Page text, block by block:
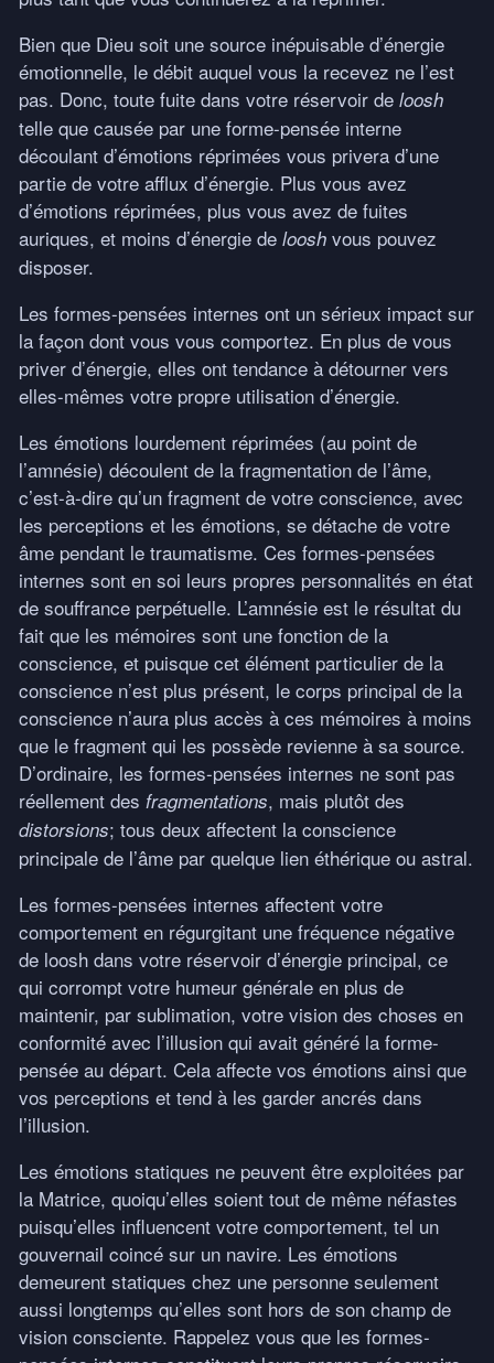
Bien que Dieu soit une source inépuisable d’énergie
émotionnelle, le débit auquel vous la recevez ne l’est
pas. Donc, toute fuite dans votre réservoir de loosh
telle que causée par une forme-pensée interne
découlant d’émotions réprimées vous privera d’une
partie de votre afflux d’énergie. Plus vous avez
d’émotions réprimées, plus vous avez de fuites
auriques, et moins d’énergie de loosh vous pouvez
disposer.
Les formes-pensées internes ont un sérieux impact sur
la façon dont vous vous comportez. En plus de vous
priver d’énergie, elles ont tendance à détourner vers
elles-mêmes votre propre utilisation d’énergie.
Les émotions lourdement réprimées (au point de
l’amnésie) découlent de la fragmentation de l’âme,
c’est-à-dire qu’un fragment de votre conscience, avec
les perceptions et les émotions, se détache de votre
âme pendant le traumatisme. Ces formes-pensées
internes sont en soi leurs propres personnalités en état
de souffrance perpétuelle. L’amnésie est le résultat du
fait que les mémoires sont une fonction de la
conscience, et puisque cet élément particulier de la
conscience n’est plus présent, le corps principal de la
conscience n’aura plus accès à ces mémoires à moins
que le fragment qui les possède revienne à sa source.
D’ordinaire, les formes-pensées internes ne sont pas
réellement des fragmentations, mais plutôt des
distorsions; tous deux affectent la conscience
principale de l’âme par quelque lien éthérique ou astral.
Les formes-pensées internes affectent votre
comportement en régurgitant une fréquence négative
de loosh dans votre réservoir d’énergie principal, ce
qui corrompt votre humeur générale en plus de
maintenir, par sublimation, votre vision des choses en
conformité avec l’illusion qui avait généré la forme-
pensée au départ. Cela affecte vos émotions ainsi que
vos perceptions et tend à les garder ancrés dans
l’illusion.
Les émotions statiques ne peuvent être exploitées par
la Matrice, quoiqu’elles soient tout de même néfastes
puisqu’elles influencent votre comportement, tel un
gouvernail coincé sur un navire. Les émotions
demeurent statiques chez une personne seulement
aussi longtemps qu’elles sont hors de son champ de
vision consciente. Rappelez vous que les formes-